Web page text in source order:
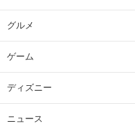
グルメ
ゲーム
ディズニー
ニュース